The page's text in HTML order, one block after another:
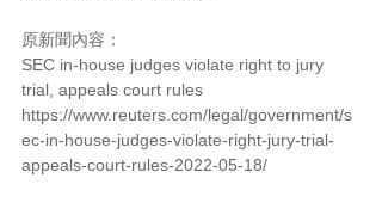
原新聞內容：
SEC in-house judges violate right to jury
trial, appeals court rules
https://www.reuters.com/legal/government/s
ec-in-house-judges-violate-right-jury-trial-
appeals-court-rules-2022-05-18/